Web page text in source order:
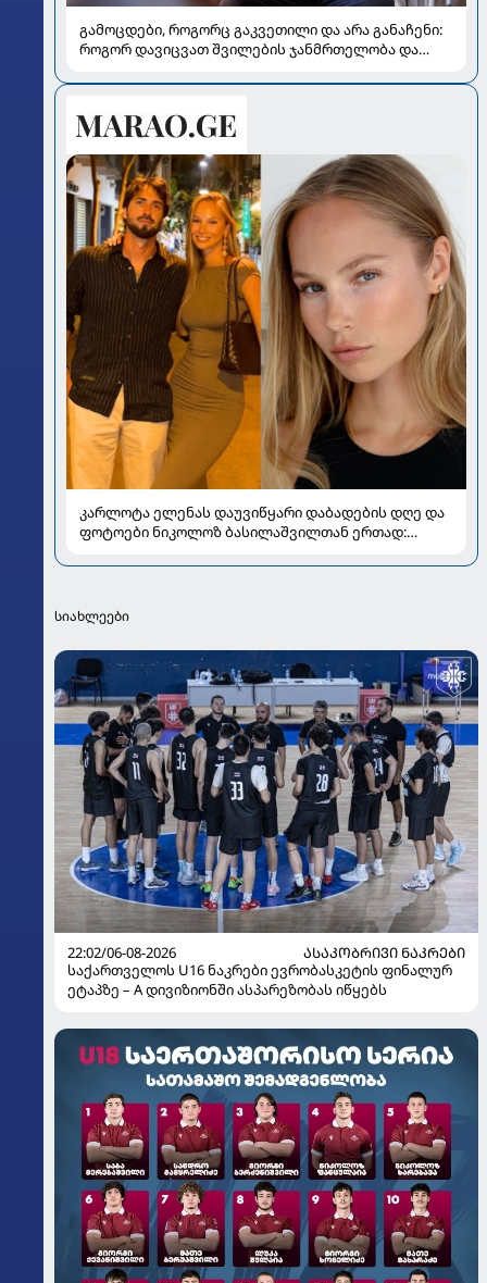
გამოცდები, როგორც გაკვეთილი და არა განაჩენი:
როგორ დავიცვათ შვილების ჯანმრთელობა და
კარლოტა ელენას დაუვიწყარი დაბადების დღე და
ფოტოები ნიკოლოზ ბასილაშვილთან ერთად:
სიახლეები
22:02/06-08-2026
ᲐᲡᲐᲙᲝᲑᲠᲘᲕᲘ ᲜᲐᲙᲠᲔᲑᲘ
საქართველოს U16 ნაკრები ევრობასკეტის ფინალურ
ეტაპზე – A დივიზიონში ასპარეზობას იწყებს